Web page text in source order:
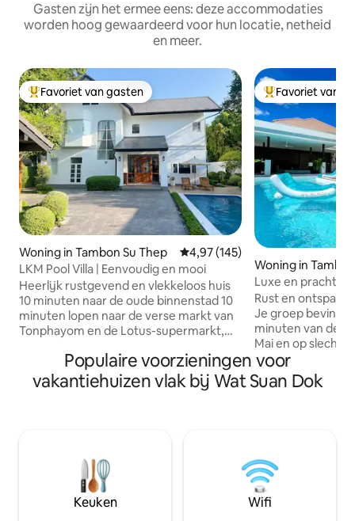
Gasten zijn het ermee eens: deze accommodaties
worden hoog gewaardeerd voor hun locatie, netheid
en meer.
Topfavoriet van gasten
Favoriet van gasten
Woning in Tambon Su Thep Gemiddelde beoordeling van
4,97 (145)
LKM Pool Villa | Eenvoudig en mooi
Heerlijk rustgevend en vlekkeloos huis
10 minuten naar de oude binnenstad 10
minuten lopen naar de verse markt van
Tonphayom en de Lotus-supermarkt,
kunt kopen! 1 minuut tot de 7-11-winkel
Elke kamer heeft airconditioning en
snelle wifi Het grote huis in de stad, de
huis, het is zeer handig om vanaf hier
overal naartoe te gaan.Het huis is
gelegen bij de achterpoort van de
Chiang Mai University, rustig, schoon en
Topfavoriet van
Favoriet van
Woning in
Luxe en
charmante buurt
Rust en ontspan
Je groep bevindt
minuten van de
Mai en op slechts
tientallen
Een paar dingen
vinden:
minuten rijden
20 minuten naar
★Fantastisch
woonkamer,
Populaire voorzieningen voor
vakantiehuizen vlak bij Wat Suan Dok
Keuken Wifi